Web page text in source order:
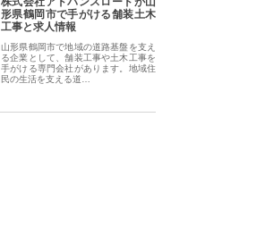
形県鶴岡市で手がける舗装土木
工事と求人情報
山形県鶴岡市で地域の道路基盤を支え
る企業として、舗装工事や土木工事を
手がける専門会社があります。地域住
民の生活を支える道…